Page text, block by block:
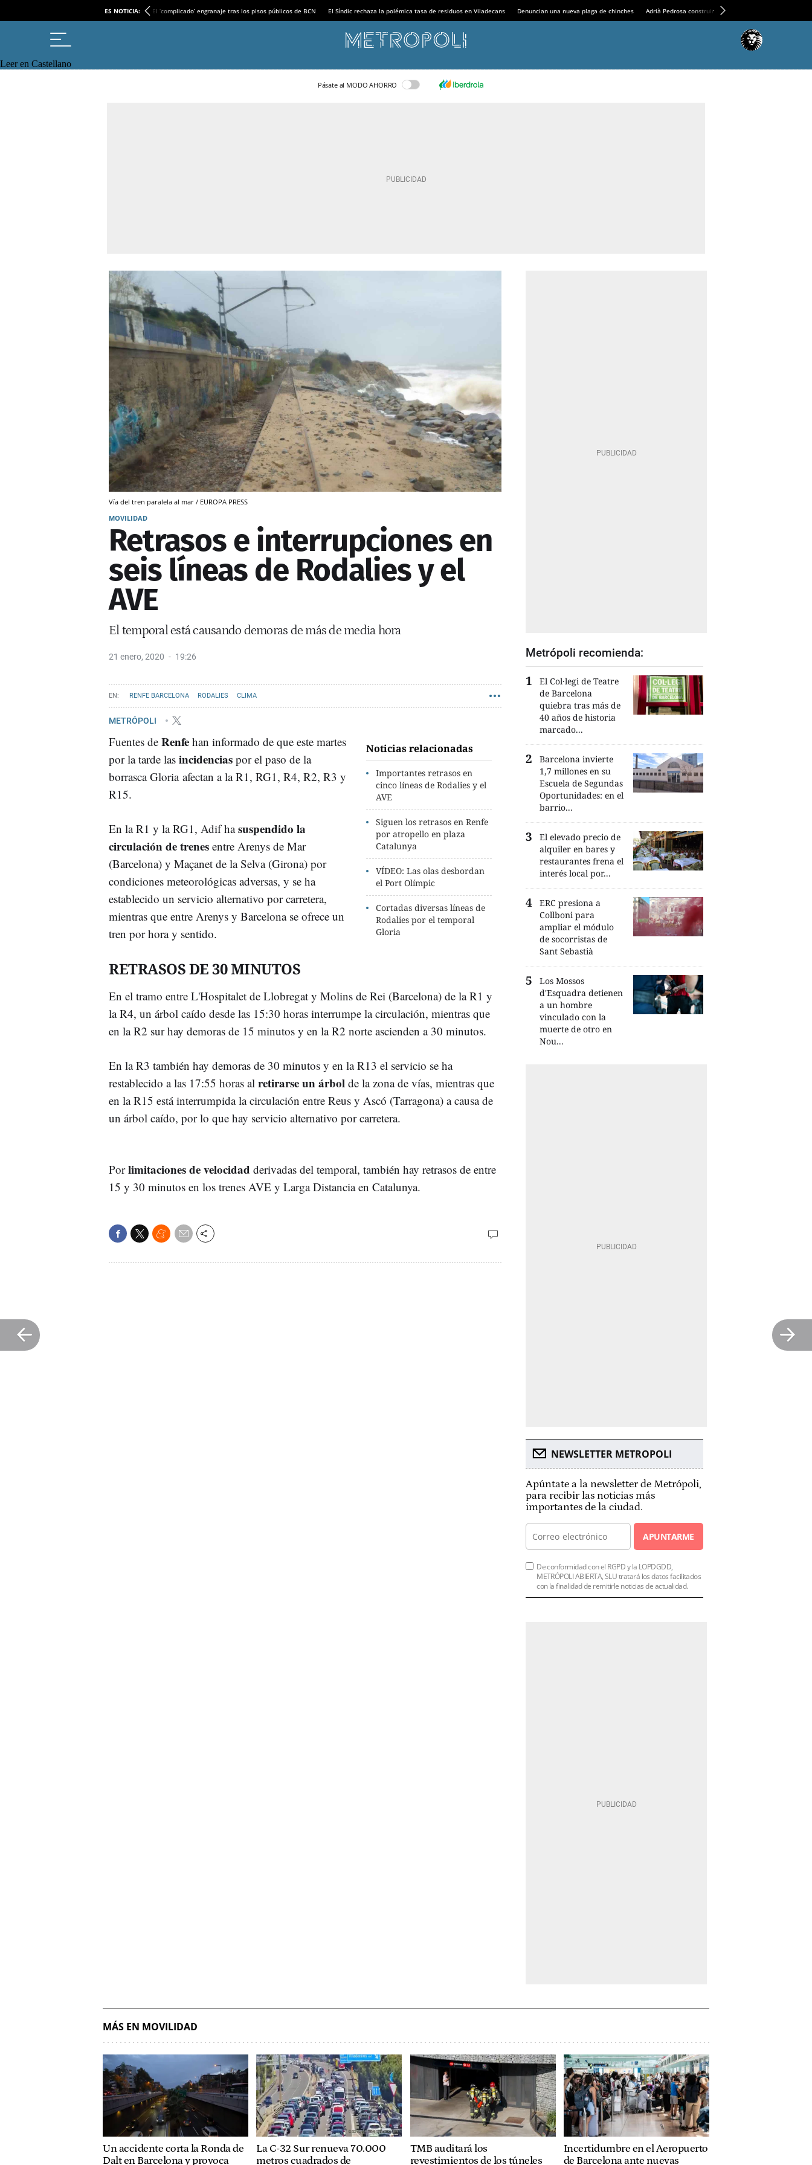
ES NOTICIA: El ‘complicado’ engranaje tras los pisos públicos de BCN El Síndic rechaza la polémica tasa de residuos en Viladecans Denuncian una nueva plaga de chinches Adrià Pedrosa construirá la nueva residencia en el
Leer en Castellano
Pásate al MODO AHORRO
Vía del tren paralela al mar / EUROPA PRESS
MOVILIDAD
Retrasos e interrupciones en
seis líneas de Rodalies y el
AVE
El temporal está causando demoras de más de media hora
21 enero, 2020 19:26
RENFE BARCELONA RODALIES CLIMA
METRÓPOLI
Noticias relacionadas
Importantes retrasos en
cinco líneas de Rodalies y el
AVE
Siguen los retrasos en Renfe
por atropello en plaza
Catalunya
VÍDEO: Las olas desbordan
el Port Olímpic
Cortadas diversas líneas de
Rodalies por el temporal
Gloria
Fuentes de Renfe han informado de que este martes
por la tarde las incidencias por el paso de la
borrasca Gloria afectan a la R1, RG1, R4, R2, R3 y
R15.
En la R1 y la RG1, Adif hasuspendido la
circulación de trenes entre Arenys de Mar
(Barcelona) y Maçanet de la Selva (Girona) por
condiciones meteorológicas adversas, y se ha
establecido un servicio alternativo por carretera,
mientras que entre Arenys y Barcelona se ofrece un
tren por hora y sentido.
RETRASOS DE 30 MINUTOS
En el tramo entre L'Hospitalet de Llobregat y Molins de Rei (Barcelona) de la R1 y
la R4, un árbol caído desde las 15:30 horas interrumpe la circulación, mientras que
en la R2 sur hay demoras de 15 minutos y en la R2 norte ascienden a 30 minutos.
En la R3 también hay demoras de 30 minutos y en la R13 el servicio se ha
restablecido a las 17:55 horas al retirarse un árbol de la zona de vías, mientras que
en la R15 está interrumpida la circulación entre Reus y Ascó (Tarragona) a causa de
un árbol caído, por lo que hay servicio alternativo por carretera.
Porlimitaciones de velocidad derivadas del temporal, también hay retrasos de entre
15 y 30 minutos en los trenes AVE y Larga Distancia en Catalunya.
Metrópoli recomienda:
El Col·legi de Teatre
de Barcelona
quiebra tras más de
40 años de historia
marcado...
Barcelona invierte
1,7 millones en su
Escuela de Segundas
Oportunidades: en el
barrio...
El elevado precio de
alquiler en bares y
restaurantes frena el
interés local por...
ERC presiona a
Collboni para
ampliar el módulo
de socorristas de
Sant Sebastià
Los Mossos
d'Esquadra detienen
a un hombre
vinculado con la
muerte de otro en
Nou...
NEWSLETTER METROPOLI
Apúntate a la newsletter de Metrópoli,
para recibir las noticias más
importantes de la ciudad.
APUNTARME
De conformidad con el RGPD y la LOPDGDD,
METRÓPOLI ABIERTA, SLU tratará los datos facilitados
con la finalidad de remitirle noticias de actualidad.
MÁS EN MOVILIDAD
Un accidente corta la Ronda de
Dalt en Barcelona y provoca
La C-32 Sur renueva 70.000
metros cuadrados de
TMB auditará los
revestimientos de los túneles
Incertidumbre en el Aeropuerto
de Barcelona ante nuevas